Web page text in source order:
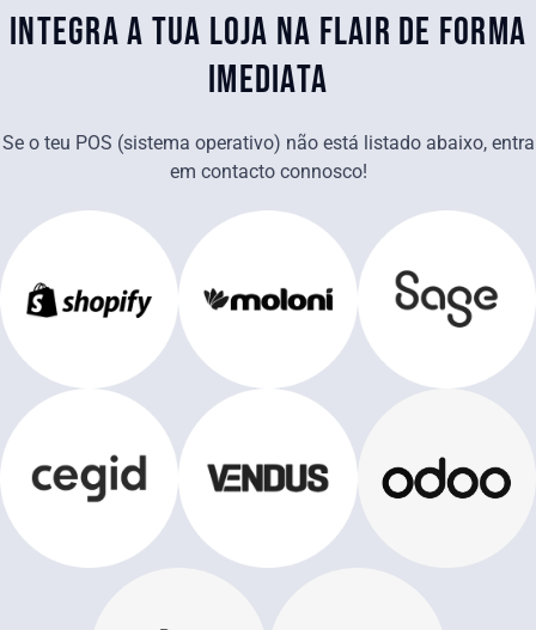
Integra a tua loja na flair de forma
imediata
Se o teu POS (sistema operativo) não está listado abaixo, entra
em contacto connosco!